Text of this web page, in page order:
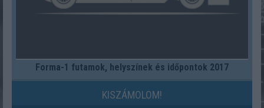
Forma-1 futamok, helyszínek és időpontok 2017
KISZÁMOLOM!